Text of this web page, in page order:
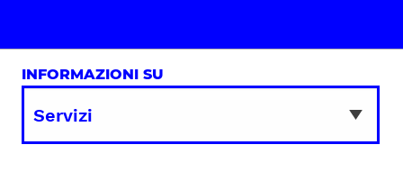
INFORMAZIONI SU